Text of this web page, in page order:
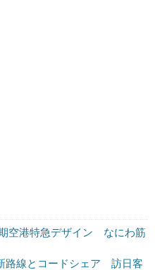
空港特急デザイン なにわ筋
路線とコードシェア 訪日客